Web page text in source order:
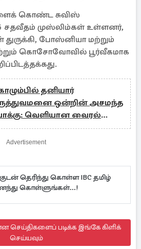
கொண்ட சுவிஸ்
முஸ்லிம்கள் உள்ளனர்,
போஸ்னியா மற்றும்
கொசோவோவில் பூர்வீகமாக
தனியார்
ஒன்றின் அசமந்த
வெளியான வைரல்
Advertisement
தெரிந்து கொள்ள IBC தமிழ்
கொள்ளுங்கள்...!
செய்திகளைப் படிக்க இங்கே கிளிக்
செய்யவும்